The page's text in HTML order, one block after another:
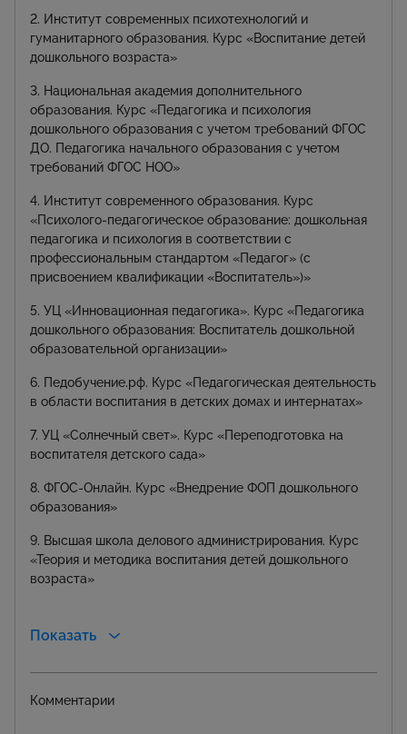
2. Институт современных психотехнологий и
гуманитарного образования. Курс «Воспитание детей
дошкольного возраста»
3. Национальная академия дополнительного
образования. Курс «Педагогика и психология
дошкольного образования с учетом требований ФГОС
ДО. Педагогика начального образования с учетом
требований ФГОС НОО»
4. Институт современного образования. Курс
«Психолого-педагогическое образование: дошкольная
педагогика и психология в соответствии с
профессиональным стандартом «Педагог» (с
присвоением квалификации «Воспитатель»)»
5. УЦ «Инновационная педагогика». Курс «Педагогика
дошкольного образования: Воспитатель дошкольной
образовательной организации»
6. Педобучение.рф. Курс «Педагогическая деятельность
в области воспитания в детских домах и интернатах»
7. УЦ «Солнечный свет». Курс «Переподготовка на
воспитателя детского сада»
8. ФГОС-Онлайн. Курс «Внедрение ФОП дошкольного
образования»
9. Высшая школа делового администрирования. Курс
«Теория и методика воспитания детей дошкольного
возраста»
Показать
Комментарии